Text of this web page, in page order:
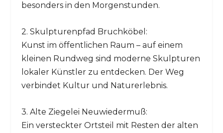
besonders in den Morgenstunden.
2. Skulpturenpfad Bruchköbel:
Kunst im öffentlichen Raum – auf einem
kleinen Rundweg sind moderne Skulpturen
lokaler Künstler zu entdecken. Der Weg
verbindet Kultur und Naturerlebnis.
3. Alte Ziegelei Neuwiedermuß:
Ein versteckter Ortsteil mit Resten der alten